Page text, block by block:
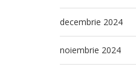
decembrie 2024
noiembrie 2024